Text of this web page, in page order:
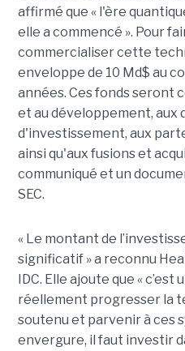
affirmé que « l'ère
elle a commencé ». Pour
commercialiser cette
enveloppe de 10 Md$ au
années. Ces fonds seront
et au développement, aux
d'investissement, aux
ainsi qu'aux fusions et
communiqué et un
SEC.
« Le montant de
significatif » a reconnu
IDC. Elle ajoute que «
réellement progresser la
soutenu et parvenir à ces
envergure, il faut investir